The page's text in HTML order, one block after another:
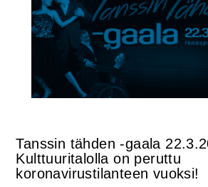
Tanssin tähden -gaala
Kulttuuritalolla on peruttu
koronavirustilanteen vuoksi!